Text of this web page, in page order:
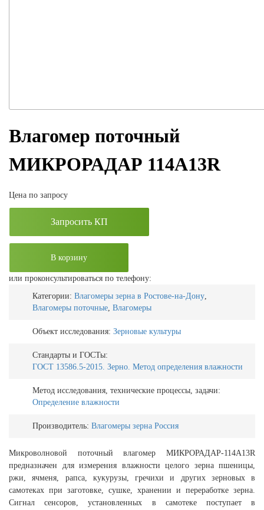
Влагомер поточный
МИКРОРАДАР 114A13R
Цена по запросу
Запросить КП
В корзину
или проконсультироваться по телефону:
Категории: Влагомеры зерна в Ростове-на-Дону,
Влагомеры поточные, Влагомеры
Объект исследования: Зерновые культуры
Стандарты и ГОСТы:
ГОСТ 13586.5-2015. Зерно. Метод определения влажности
Метод исследования, технические процессы, задачи:
Определение влажности
Производитель: Влагомеры зерна Россия
Микроволновой поточный влагомер МИКРОРАДАР-114A13R
предназначен для измерения влажности целого зерна пшеницы,
ржи, ячменя, рапса, кукурузы, гречихи и других зерновых в
самотеках при заготовке, сушке, хранении и переработке зерна.
Сигнал сенсоров, установленных в самотеке поступает в